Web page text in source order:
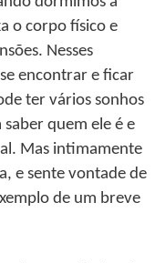
o corpo físico e
Nesses
encontrar e ficar
ter vários sonhos
quem ele é e
Mas intimamente
e sente vontade de
de um breve